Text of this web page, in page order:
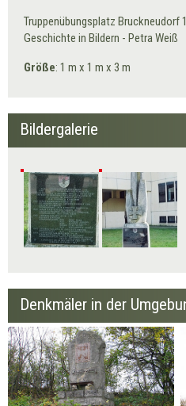
Truppenübungsplatz Bruckneudorf
Geschichte in Bildern - Petra Weiß
Größe: 1 m x 1 m x 3 m
Bildergalerie
Denkmäler in der
Denkmal 50 Jahre
Burgenland